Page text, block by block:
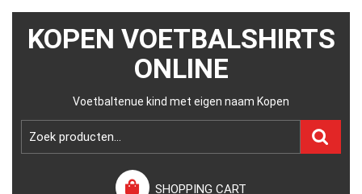
KOPEN VOETBALSHIRTS
ONLINE
Voetbaltenue kind met eigen naam Kopen
SHOPPING CART